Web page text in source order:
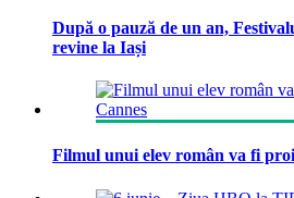
După o pauză de un an,
revine la Iași
Filmul unui elev român va fi